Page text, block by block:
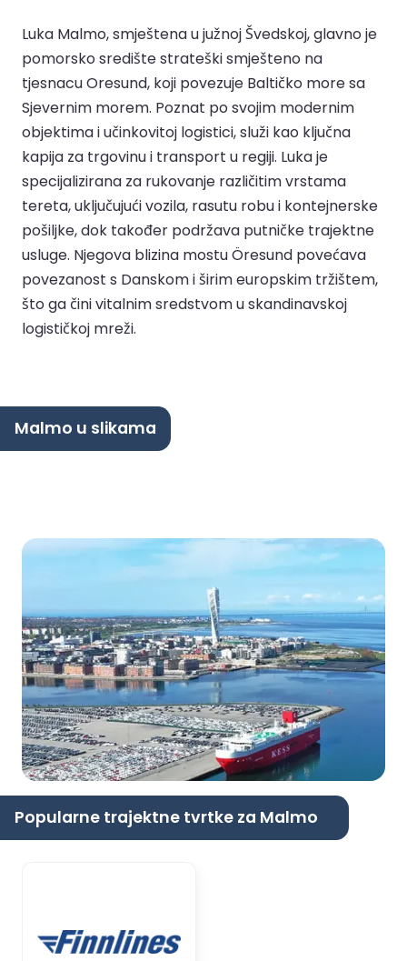
Luka Malmo, smještena u južnoj Švedskoj, glavno je
pomorsko središte strateški smješteno na
tjesnacu Oresund, koji povezuje Baltičko more sa
Sjevernim morem. Poznat po svojim modernim
objektima i učinkovitoj logistici, služi kao ključna
kapija za trgovinu i transport u regiji. Luka je
specijalizirana za rukovanje različitim vrstama
tereta, uključujući vozila, rasutu robu i kontejnerske
pošiljke, dok također podržava putničke trajektne
usluge. Njegova blizina mostu Öresund povećava
povezanost s Danskom i širim europskim tržištem,
što ga čini vitalnim sredstvom u skandinavskoj
logističkoj mreži.
Malmo u slikama
Popularne trajektne tvrtke za Malmo